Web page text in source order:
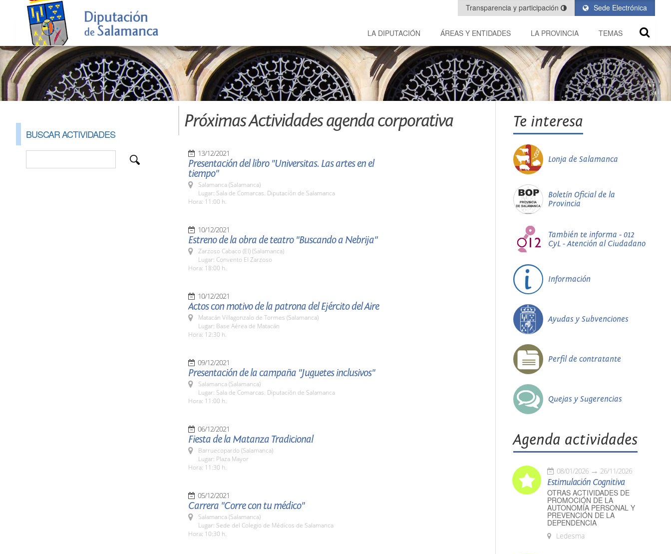
Sede Electrónica
Transparencia y participación
LA DIPUTACIÓN ÁREAS Y ENTIDADES LA PROVINCIA TEMAS
BUSCAR ACTIVIDADES
Próximas Actividades agenda corporativa
13/12/2021
Presentación del libro "Universitas. Las artes en el
tiempo"
Salamanca (Salamanca)
Lugar: Sala de Comarcas. Diputación de Salamanca
Hora: 11:00 h.
10/12/2021
Estreno de la obra de teatro "Buscando a Nebrija"
Zarzoso Cabaco (El) (Salamanca)
Lugar: Convento El Zarzoso
Hora: 18:00 h.
10/12/2021
Actos con motivo de la patrona del Ejército del Aire
Matacán Villagonzalo de Tormes (Salamanca)
Lugar: Base Aérea de Matacán
Hora: 12:30 h.
09/12/2021
Presentación de la campaña "Juguetes inclusivos"
Salamanca (Salamanca)
Lugar: Sala de Comarcas. Diputación de Salamanca
Hora: 11:00 h.
06/12/2021
Fiesta de la Matanza Tradicional
Barruecopardo (Salamanca)
Lugar: Plaza Mayor
Hora: 11:30 h.
05/12/2021
Carrera "Corre con tu médico"
Salamanca (Salamanca)
Lugar: Sede del Colegio de Médicos de Salamanca
Hora: 10:30 h.
Te interesa
Lonja de Salamanca
Boletín Oficial de la
Provincia
También te informa - 012
CyL - Atención al Ciudadano
Información
Ayudas y Subvenciones
Perfil de contratante
Quejas y Sugerencias
Agenda actividades
08/01/2026 26/11/2026
Estimulación Cognitiva
OTRAS ACTIVIDADES DE
PROMOCIÓN DE LA
AUTONOMÍA PERSONAL Y
PREVENCIÓN DE LA
DEPENDENCIA
Ledesma